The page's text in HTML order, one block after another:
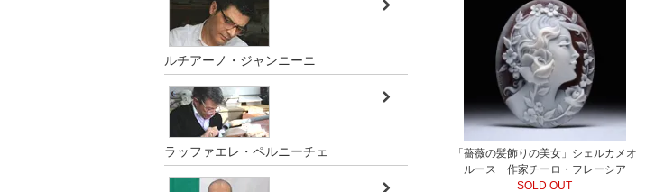
「薔薇の髪飾りの美女」シェルカメオ
ルース 作家チーロ・フレーシア
SOLD OUT
ルチアーノ・ジャンニーニ
ラッファエレ・ペルニーチェ